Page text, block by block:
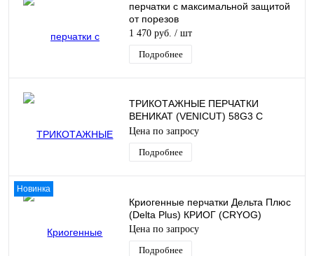
перчатки с максимальной защитой
от порезов
1 470 руб. / шт
Подробнее
ТРИКОТАЖНЫЕ ПЕРЧАТКИ
ВЕНИКАТ (VENICUT) 58G3 С
ПОЛИУРЕТАНОВЫМ ПОКРЫТИЕМ
Цена по запросу
Подробнее
Новинка
Криогенные перчатки Дельта Плюс
(Delta Plus) КРИОГ (CRYOG)
Цена по запросу
Подробнее